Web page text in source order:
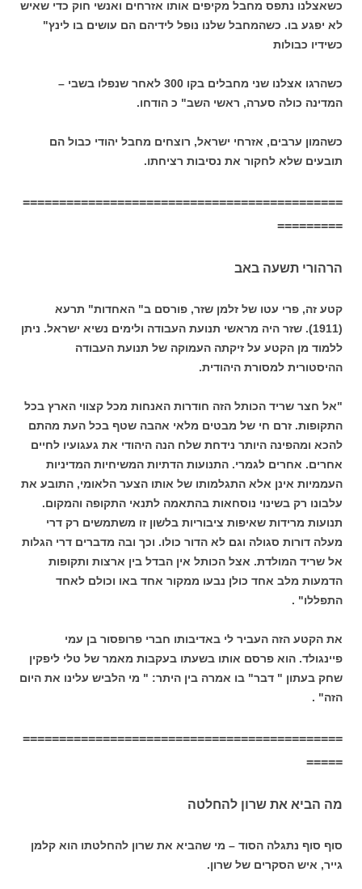
כשאצלנו נתפס מחבל מקיפים אותו אזרחים ואנשי חוק כדי שאיש
לא יפגע בו. כשהמחבל שלנו נופל לידיהם הם עושים בו לינץ"
כשידיו כבולות
כשהרגו אצלנו שני מחבלים בקו 300 לאחר שנפלו בשבי –
המדינה כולה סערה, ראשי השב" כ הודחו.
כשהמון ערבים, אזרחי ישראל, רוצחים מחבל יהודי כבול הם
תובעים שלא לחקור את נסיבות רציחתו.
============================================
=========
הרהורי תשעה באב
קטע זה, פרי עטו של זלמן שזר, פורסם ב" האחדות" תרעא
(1911). שזר היה מראשי תנועת העבודה ולימים נשיא ישראל. ניתן
ללמוד מן הקטע על זיקתה העמוקה של תנועת העבודה
ההיסטורית למסורת היהודית.
"אל חצר שריד הכותל הזה חודרות האנחות מכל קצווי הארץ בכל
התקופות. זרם חי של מבטים מלאי אהבה שטף בכל העת מהתם
להכא ומהפינה היותר נידחת שלח הנה היהודי את געגועיו לחיים
אחרים. אחרים לגמרי. התנועות הדתיות המשיחיות המדיניות
העממיות אינן אלא התגלמותו של אותו הצער הלאומי, התובע את
עלבונו רק בשינוי נוסחאות בהתאמה לתנאי התקופה והמקום.
תנועות מרידות שאיפות ציבוריות בלשון זו משתמשים רק דרי
מעלה דורות סגולה וגם לא הדור כולו. וכך ובה מדברים דרי הגלות
אל שריד המולדת. אצל הכותל אין הבדל בין ארצות ותקופות
הדמעות מלב אחד כולן נבעו ממקור אחד באו וכולם לאחד
התפללו" .
את הקטע הזה העביר לי באדיבותו חברי פרופסור בן עמי
פיינגולד. הוא פרסם אותו בשעתו בעקבות מאמר של טלי ליפקין
שחק בעתון " דבר" בו אמרה בין היתר: " מי הלביש עלינו את היום
הזה" .
============================================
=====
מה הביא את שרון להחלטה
סוף סוף נתגלה הסוד – מי שהביא את שרון להחלטתו הוא קלמן
גייר, איש הסקרים של שרון.